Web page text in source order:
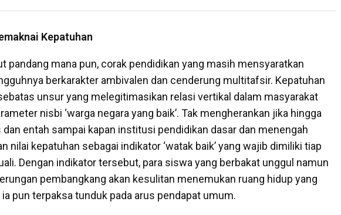
Kepatuhan
pandang mana pun, corak pendidikan yang masih mensyaratkan
berkarakter ambivalen dan cenderung multitafsir. Kepatuhan
unsur yang melegitimasikan relasi vertikal dalam masyarakat
nisbi ‘warga negara yang baik’. Tak mengherankan jika hingga
entah sampai kapan institusi pendidikan dasar dan menengah
nilai kepatuhan sebagai indikator ‘watak baik’ yang wajib dimiliki tiap
Dengan indikator tersebut, para siswa yang berbakat unggul namun
pembangkang akan kesulitan menemukan ruang hidup yang
pun terpaksa tunduk pada arus pendapat umum.